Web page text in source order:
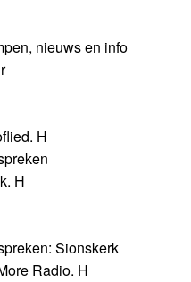
nieuws en info
H
H
Sionskerk
Radio. H